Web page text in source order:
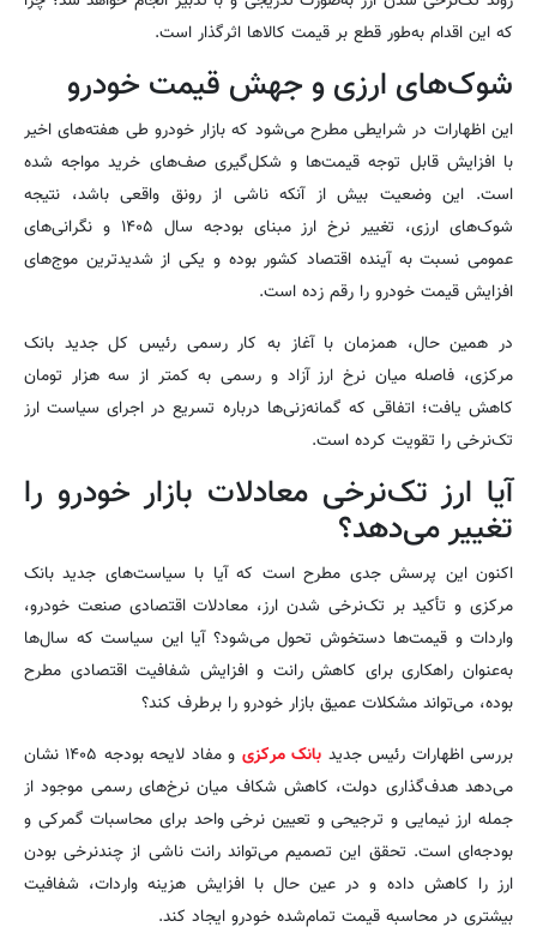
که این اقدام به‌طور قطع بر قیمت کالاها اثرگذار است.
شوک‌های ارزی و جهش قیمت خودرو
این اظهارات در شرایطی مطرح می‌شود که بازار خودرو طی هفته‌های اخیر
با افزایش قابل توجه قیمت‌ها و شکل‌گیری صف‌های خرید مواجه شده
است. این وضعیت بیش از آنکه ناشی از رونق واقعی باشد، نتیجه
شوک‌های ارزی، تغییر نرخ ارز مبنای بودجه سال ۱۴۰۵ و نگرانی‌های
عمومی نسبت به آینده اقتصاد کشور بوده و یکی از شدیدترین موج‌های
افزایش قیمت خودرو را رقم زده است.
در همین حال، همزمان با آغاز به کار رسمی رئیس کل جدید بانک
مرکزی، فاصله میان نرخ ارز آزاد و رسمی به کمتر از سه هزار تومان
کاهش یافت؛ اتفاقی که گمانه‌زنی‌ها درباره تسریع در اجرای سیاست ارز
تک‌نرخی را تقویت کرده است.
آیا ارز تک‌نرخی معادلات بازار خودرو را
تغییر می‌دهد؟
اکنون این پرسش جدی مطرح است که آیا با سیاست‌های جدید بانک
مرکزی و تأکید بر تک‌نرخی شدن ارز، معادلات اقتصادی صنعت خودرو،
واردات و قیمت‌ها دستخوش تحول می‌شود؟ آیا این سیاست که سال‌ها
به‌عنوان راهکاری برای کاهش رانت و افزایش شفافیت اقتصادی مطرح
بوده، می‌تواند مشکلات عمیق بازار خودرو را برطرف کند؟
بررسی اظهارات رئیس جدید بانک مرکزی
و مفاد لایحه بودجه ۱۴۰۵ نشان
می‌دهد هدف‌گذاری دولت، کاهش شکاف میان نرخ‌های رسمی موجود از
جمله ارز نیمایی و ترجیحی و تعیین نرخی واحد برای محاسبات گمرکی و
بودجه‌ای است. تحقق این تصمیم می‌تواند رانت ناشی از چندنرخی بودن
ارز را کاهش داده و در عین حال با افزایش هزینه واردات، شفافیت
بیشتری در محاسبه قیمت تمام‌شده خودرو ایجاد کند.